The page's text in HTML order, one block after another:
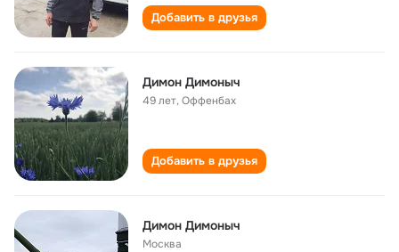
Добавить в друзья
Димон Димоныч
49 лет,Оффенбах
Добавить в друзья
Димон Димоныч
Москва